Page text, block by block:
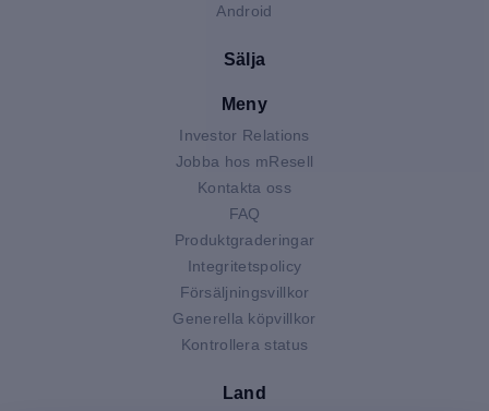
Android
Sälja
Meny
Investor Relations
Jobba hos mResell
Kontakta oss
FAQ
Produktgraderingar
Integritetspolicy
Försäljningsvillkor
Generella köpvillkor
Kontrollera status
Land